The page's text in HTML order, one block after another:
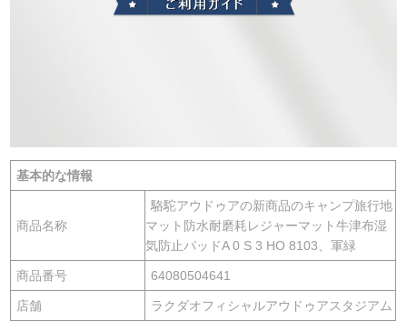
基本的な情報
商品名称
駱駝アウドゥアの新商品のキャンプ旅行地
マット防水耐磨耗レジャーマット牛津布湿
気防止パッドA 0 S 3 HO 8103、軍緑
商品番号 64080504641
店舗 ラクダオフィシャルアウドゥアスタジアム